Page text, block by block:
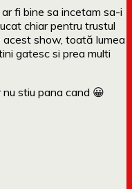
fi bine sa incetam sa-i
chiar pentru trustul
acest show, toată lumea
gatesc si prea multi
stiu pana cand 😀